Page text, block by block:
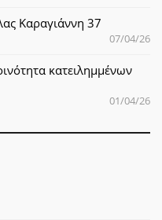
Καραγιάννη 37
07/04/26
κατειλημμένων
01/04/26